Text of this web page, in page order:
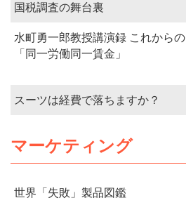
国税調査の舞台裏
水町勇一郎教授講演録 これからの
「同一労働同一賃金」
スーツは経費で落ちますか？
マーケティング
世界「失敗」製品図鑑